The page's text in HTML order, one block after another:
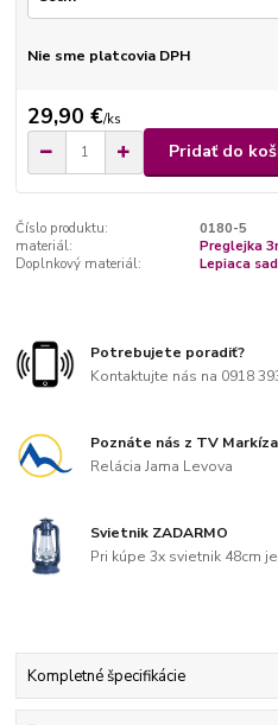
Nie sme platcovia DPH
29,90 €/ks
Pridať do
Číslo produktu:
0180-5
materiál:
Preglejka
Doplnkový materiál:
Lepiaca
Potrebujete poradiť?
Kontaktujte nás na 0918
Poznáte nás z TV Markíza
Relácia Jama Levova
Svietnik ZADARMO
Pri kúpe 3x svietnik 48cm
Kompletné špecifikácie